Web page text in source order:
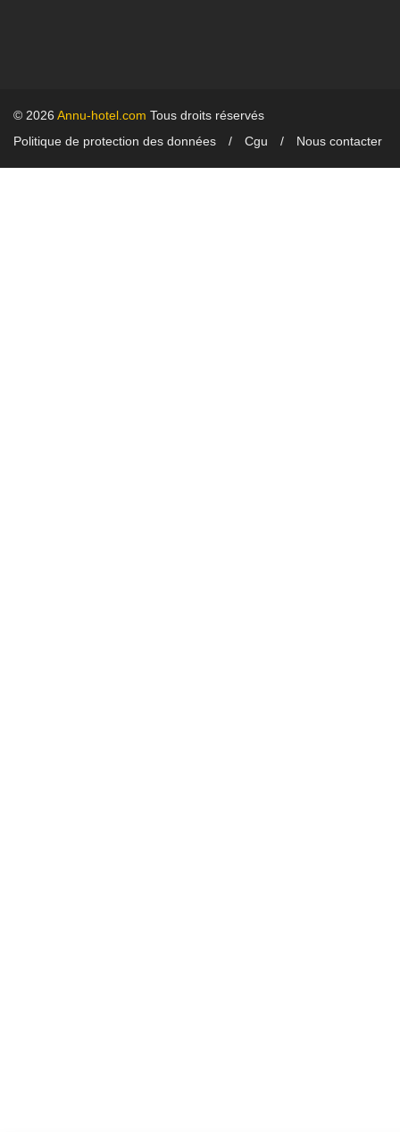
© 2026 Annu-hotel.com Tous droits réservés
Politique de protection des données
Cgu Nous contacter